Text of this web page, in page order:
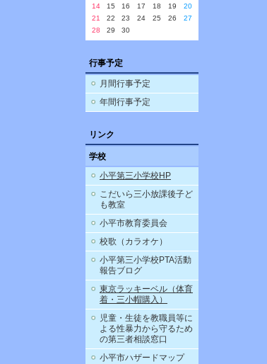
14
15 16 17 18 19
20
21
22 23 24 25 26
27
28
29 30
行事予定
月間行事予定
年間行事予定
リンク
学校
小平第三小学校HP
こだいら三小放課後子ど
も教室
小平市教育委員会
校歌（カラオケ）
小平第三小学校PTA活動
報告ブログ
東京ラッキーベル（体育
着・三小帽購入）
児童・生徒を教職員等に
よる性暴力から守るため
の第三者相談窓口
小平市ハザードマップ